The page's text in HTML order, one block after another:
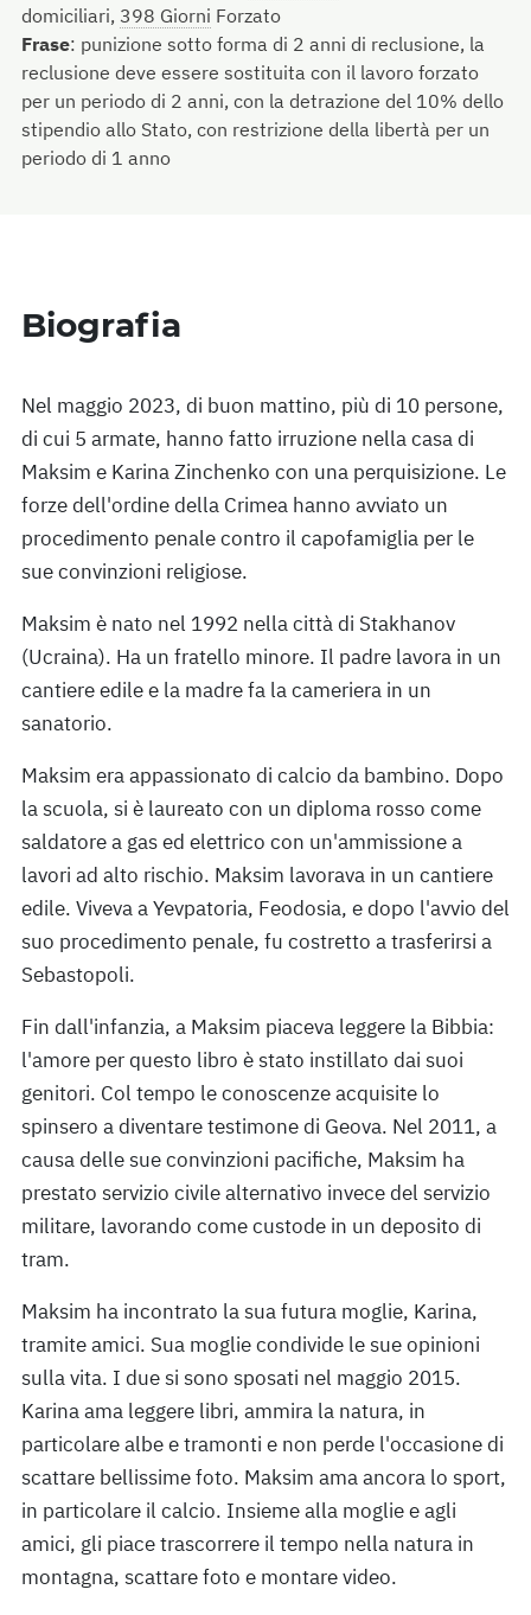
domiciliari, 398 Giorni Forzato
Frase: punizione sotto forma di 2 anni di reclusione, la
reclusione deve essere sostituita con il lavoro forzato
per un periodo di 2 anni, con la detrazione del 10% dello
stipendio allo Stato, con restrizione della libertà per un
periodo di 1 anno
Biografia
Nel maggio 2023, di buon mattino, più di 10 persone,
di cui 5 armate, hanno fatto irruzione nella casa di
Maksim e Karina Zinchenko con una perquisizione. Le
forze dell'ordine della Crimea hanno avviato un
procedimento penale contro il capofamiglia per le
sue convinzioni religiose.
Maksim è nato nel 1992 nella città di Stakhanov
(Ucraina). Ha un fratello minore. Il padre lavora in un
cantiere edile e la madre fa la cameriera in un
sanatorio.
Maksim era appassionato di calcio da bambino. Dopo
la scuola, si è laureato con un diploma rosso come
saldatore a gas ed elettrico con un'ammissione a
lavori ad alto rischio. Maksim lavorava in un cantiere
edile. Viveva a Yevpatoria, Feodosia, e dopo l'avvio del
suo procedimento penale, fu costretto a trasferirsi a
Sebastopoli.
Fin dall'infanzia, a Maksim piaceva leggere la Bibbia:
l'amore per questo libro è stato instillato dai suoi
genitori. Col tempo le conoscenze acquisite lo
spinsero a diventare testimone di Geova. Nel 2011, a
causa delle sue convinzioni pacifiche, Maksim ha
prestato servizio civile alternativo invece del servizio
militare, lavorando come custode in un deposito di
tram.
Maksim ha incontrato la sua futura moglie, Karina,
tramite amici. Sua moglie condivide le sue opinioni
sulla vita. I due si sono sposati nel maggio 2015.
Karina ama leggere libri, ammira la natura, in
particolare albe e tramonti e non perde l'occasione di
scattare bellissime foto. Maksim ama ancora lo sport,
in particolare il calcio. Insieme alla moglie e agli
amici, gli piace trascorrere il tempo nella natura in
montagna, scattare foto e montare video.